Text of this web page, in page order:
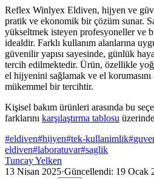
Reflex Winlyex Eldiven, hijyen ve
pratik ve ekonomik bir çözüm sunar.
yükseltmek isteyen profesyoneller ve
idealdir. Farklı kullanım alanlarına
güvenilir yapısı sayesinde, günlük
tercih edilmektedir. Ürün, özellikle
el hijyenini sağlamak ve el
mükemmel bir tercihtir.
Kişisel bakım ürünleri arasında bu
farklarını karşılaştırma tablosu
#eldiven#hijyen#tek-kullanimlik#
eldiven#laboratuvar#saglik
Tuncay Yelken
13 Nisan 2025·Güncellendi: 19 Ocak